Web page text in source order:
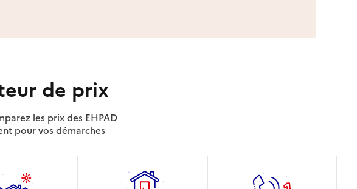
de prix
les prix des EHPAD
pour vos démarches